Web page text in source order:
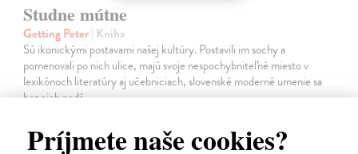
Príjmete naše cookies?
Studne mútne
Getting Peter| Kniha
Sú ikonickými postavami našej kultúry. Postavili im sochy a
pomenovali po nich ulice, majú svoje nespochybniteľné miesto v
lexikónoch literatúry aj učebniciach, slovenské moderné umenie sa
bez nich nedá…
23,66 €